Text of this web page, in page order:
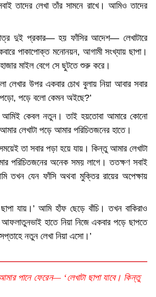
তাদের লেখা তাঁর সামনে রাখে। আমিও তাদের
দুই প্রকার— হয় ফাঁসির আদেশ— লেখাটারে
পাকাপোক্ত মনোনয়ন, আগামী সংখ্যায় ছাপা।
হাজার মাইল বেগে সে ছুটতে শুরু করে।
উপর একবার চোখ বুলায় নিয়া আবার সবার
পড়ে বলো কেমন অইছে?’
আমিই কেবল নতুন। তাই হয়তোবা আমারে কোনো
লেখাটা পড়ে আমার পরিচিতজনের হাতে।
তা সবার পড়া হয়ে যায়। কিন্তু আমার লেখাটা
পরিচিতজনের অনেক সময় লাগে। ততক্ষণ সবাই
তখন যেন ফাঁসি অথবা মুক্তির রায়ের অপেক্ষায়
যায়।’ আমি হাঁফ ছেড়ে বাঁচি। তখন বাকিরাও
হাতে নিয়া নিজে একবার পড়ে ছাপতে
নতুন লেখা নিয়া এসো।’
পানে ফেরেন— ‘লেখাটা ছাপা যাবে। কিন্তু